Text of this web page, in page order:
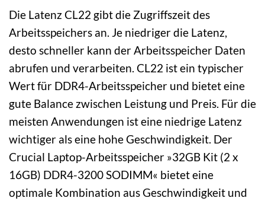
Die Latenz CL22 gibt die Zugriffszeit des
Arbeitsspeichers an. Je niedriger die Latenz,
desto schneller kann der Arbeitsspeicher Daten
abrufen und verarbeiten. CL22 ist ein typischer
Wert für DDR4-Arbeitsspeicher und bietet eine
gute Balance zwischen Leistung und Preis. Für die
meisten Anwendungen ist eine niedrige Latenz
wichtiger als eine hohe Geschwindigkeit. Der
Crucial Laptop-Arbeitsspeicher »32GB Kit (2 x
16GB) DDR4-3200 SODIMM« bietet eine
optimale Kombination aus Geschwindigkeit und